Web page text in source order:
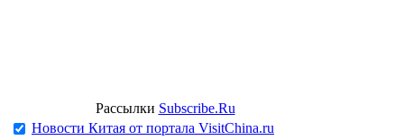
Рассылки Subscribe.Ru
Новости Китая от портала VisitChina.ru